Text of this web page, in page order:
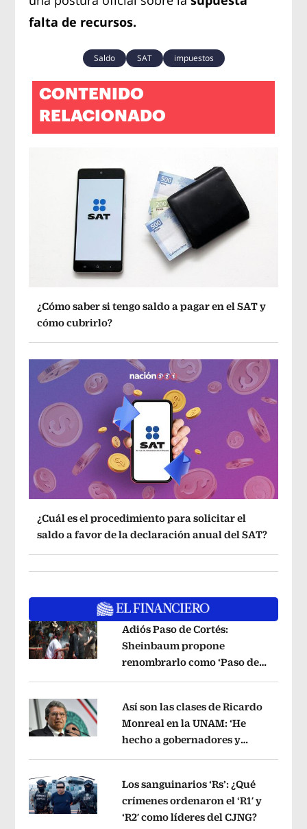
falta de recursos.
Saldo SAT impuestos
CONTENIDO
RELACIONADO
¿Cómo saber si tengo saldo a pagar en el SAT y
cómo cubrirlo?
¿Cuál es el procedimiento para solicitar el
saldo a favor de la declaración anual del SAT?
Opens in new window
Adiós Paso de Cortés:
Sheinbaum propone
renombrarlo como ‘Paso de
Opens in new window
Así son las clases de Ricardo
Monreal en la UNAM: ‘He
hecho a gobernadores y
Opens in new window
Los sanguinarios ‘Rs’: ¿Qué
crímenes ordenaron el ‘R1′ y
‘R2′ como líderes del CJNG?Opens in